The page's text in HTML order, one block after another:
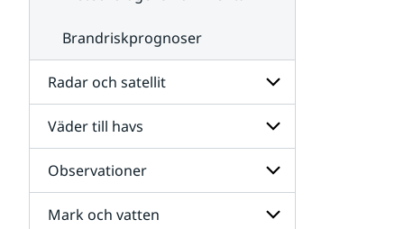
Brandriskprognoser
Radar och satellit
Undersidor
för
Radar
och
satellit
Väder till havs
Undersidor
för
Väder
till
Observationer
Undersidor
Mark och vatten